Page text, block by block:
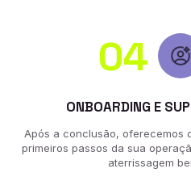
04
ONBOARDING E
Após a conclusão, oferecemos
primeiros passos da sua
aterrissagem